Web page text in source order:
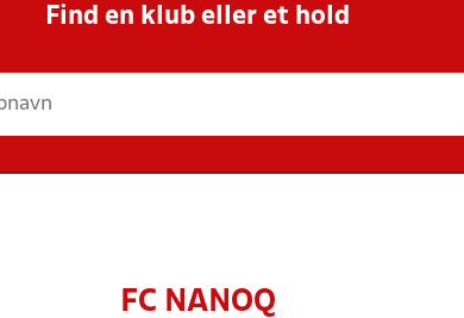
Find en klub eller et hold
FC NANOQ